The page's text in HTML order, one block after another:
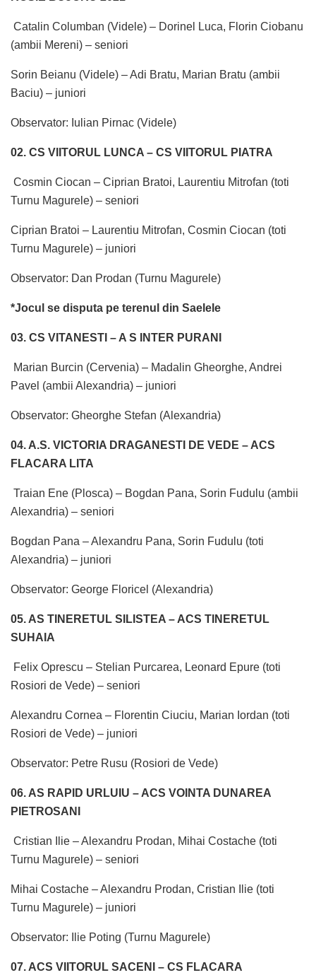
Catalin Columban (Videle) – Dorinel Luca, Florin Ciobanu
(ambii Mereni) – seniori
Sorin Beianu (Videle) – Adi Bratu, Marian Bratu (ambii
Baciu) – juniori
Observator: Iulian Pirnac (Videle)
02. CS VIITORUL LUNCA – CS VIITORUL PIATRA
Cosmin Ciocan – Ciprian Bratoi, Laurentiu Mitrofan (toti
Turnu Magurele) – seniori
Ciprian Bratoi – Laurentiu Mitrofan, Cosmin Ciocan (toti
Turnu Magurele) – juniori
Observator: Dan Prodan (Turnu Magurele)
*Jocul se disputa pe terenul din Saelele
03. CS VITANESTI – A S INTER PURANI
Marian Burcin (Cervenia) – Madalin Gheorghe, Andrei
Pavel (ambii Alexandria) – juniori
Observator: Gheorghe Stefan (Alexandria)
04. A.S. VICTORIA DRAGANESTI DE VEDE – ACS
FLACARA LITA
Traian Ene (Plosca) – Bogdan Pana, Sorin Fudulu (ambii
Alexandria) – seniori
Bogdan Pana – Alexandru Pana, Sorin Fudulu (toti
Alexandria) – juniori
Observator: George Floricel (Alexandria)
05. AS TINERETUL SILISTEA – ACS TINERETUL
SUHAIA
Felix Oprescu – Stelian Purcarea, Leonard Epure (toti
Rosiori de Vede) – seniori
Alexandru Cornea – Florentin Ciuciu, Marian Iordan (toti
Rosiori de Vede) – juniori
Observator: Petre Rusu (Rosiori de Vede)
06. AS RAPID URLUIU – ACS VOINTA DUNAREA
PIETROSANI
Cristian Ilie – Alexandru Prodan, Mihai Costache (toti
Turnu Magurele) – seniori
Mihai Costache – Alexandru Prodan, Cristian Ilie (toti
Turnu Magurele) – juniori
Observator: Ilie Poting (Turnu Magurele)
07. ACS VIITORUL SACENI – CS FLACARA